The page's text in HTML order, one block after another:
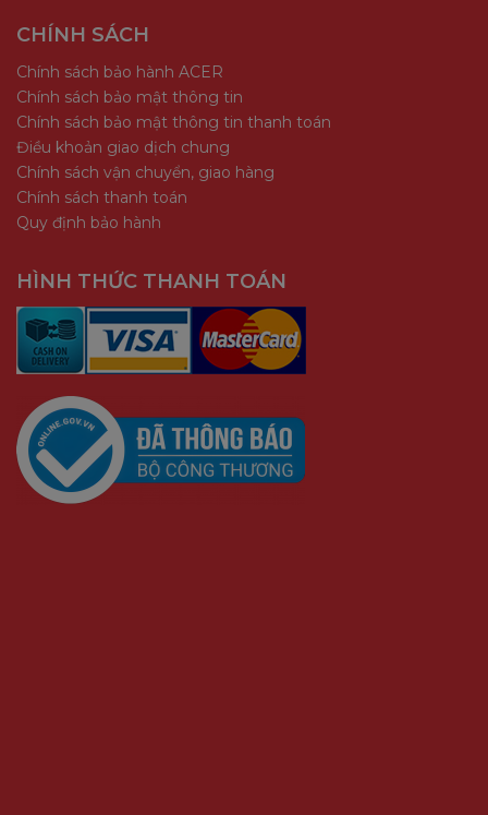
CHÍNH SÁCH
Chính sách bảo hành ACER
Chính sách bảo mật thông tin
Chính sách bảo mật thông tin thanh toán
Điều khoản giao dịch chung
Chính sách vận chuyển, giao hàng
Chính sách thanh toán
Quy định bảo hành
HÌNH THỨC THANH TOÁN